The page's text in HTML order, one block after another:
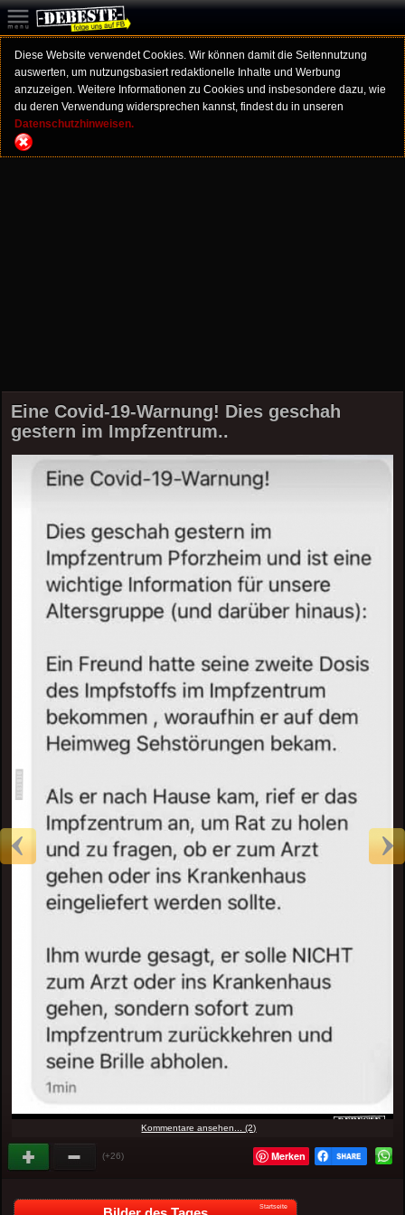
Diese Website verwendet Cookies. Wir können damit die Seitennutzung
auswerten, um nutzungsbasiert redaktionelle Inhalte und Werbung
anzuzeigen. Weitere Informationen zu Cookies und insbesondere dazu, wie
du deren Verwendung widersprechen kannst, findest du in unseren
Datenschutzhinweisen.
Eine Covid-19-Warnung! Dies geschah
gestern im Impfzentrum..
Kommentare ansehen... (2)
(+26) Merken
Startseite